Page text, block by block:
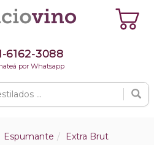
6162-3088
por Whatsapp
Espumante
Extra Brut